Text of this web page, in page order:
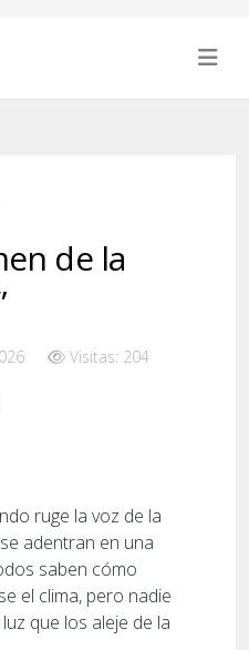
de la
Visitas: 204
ruge la voz de la
adentran en una
saben cómo
el clima, pero nadie
que los aleje de la